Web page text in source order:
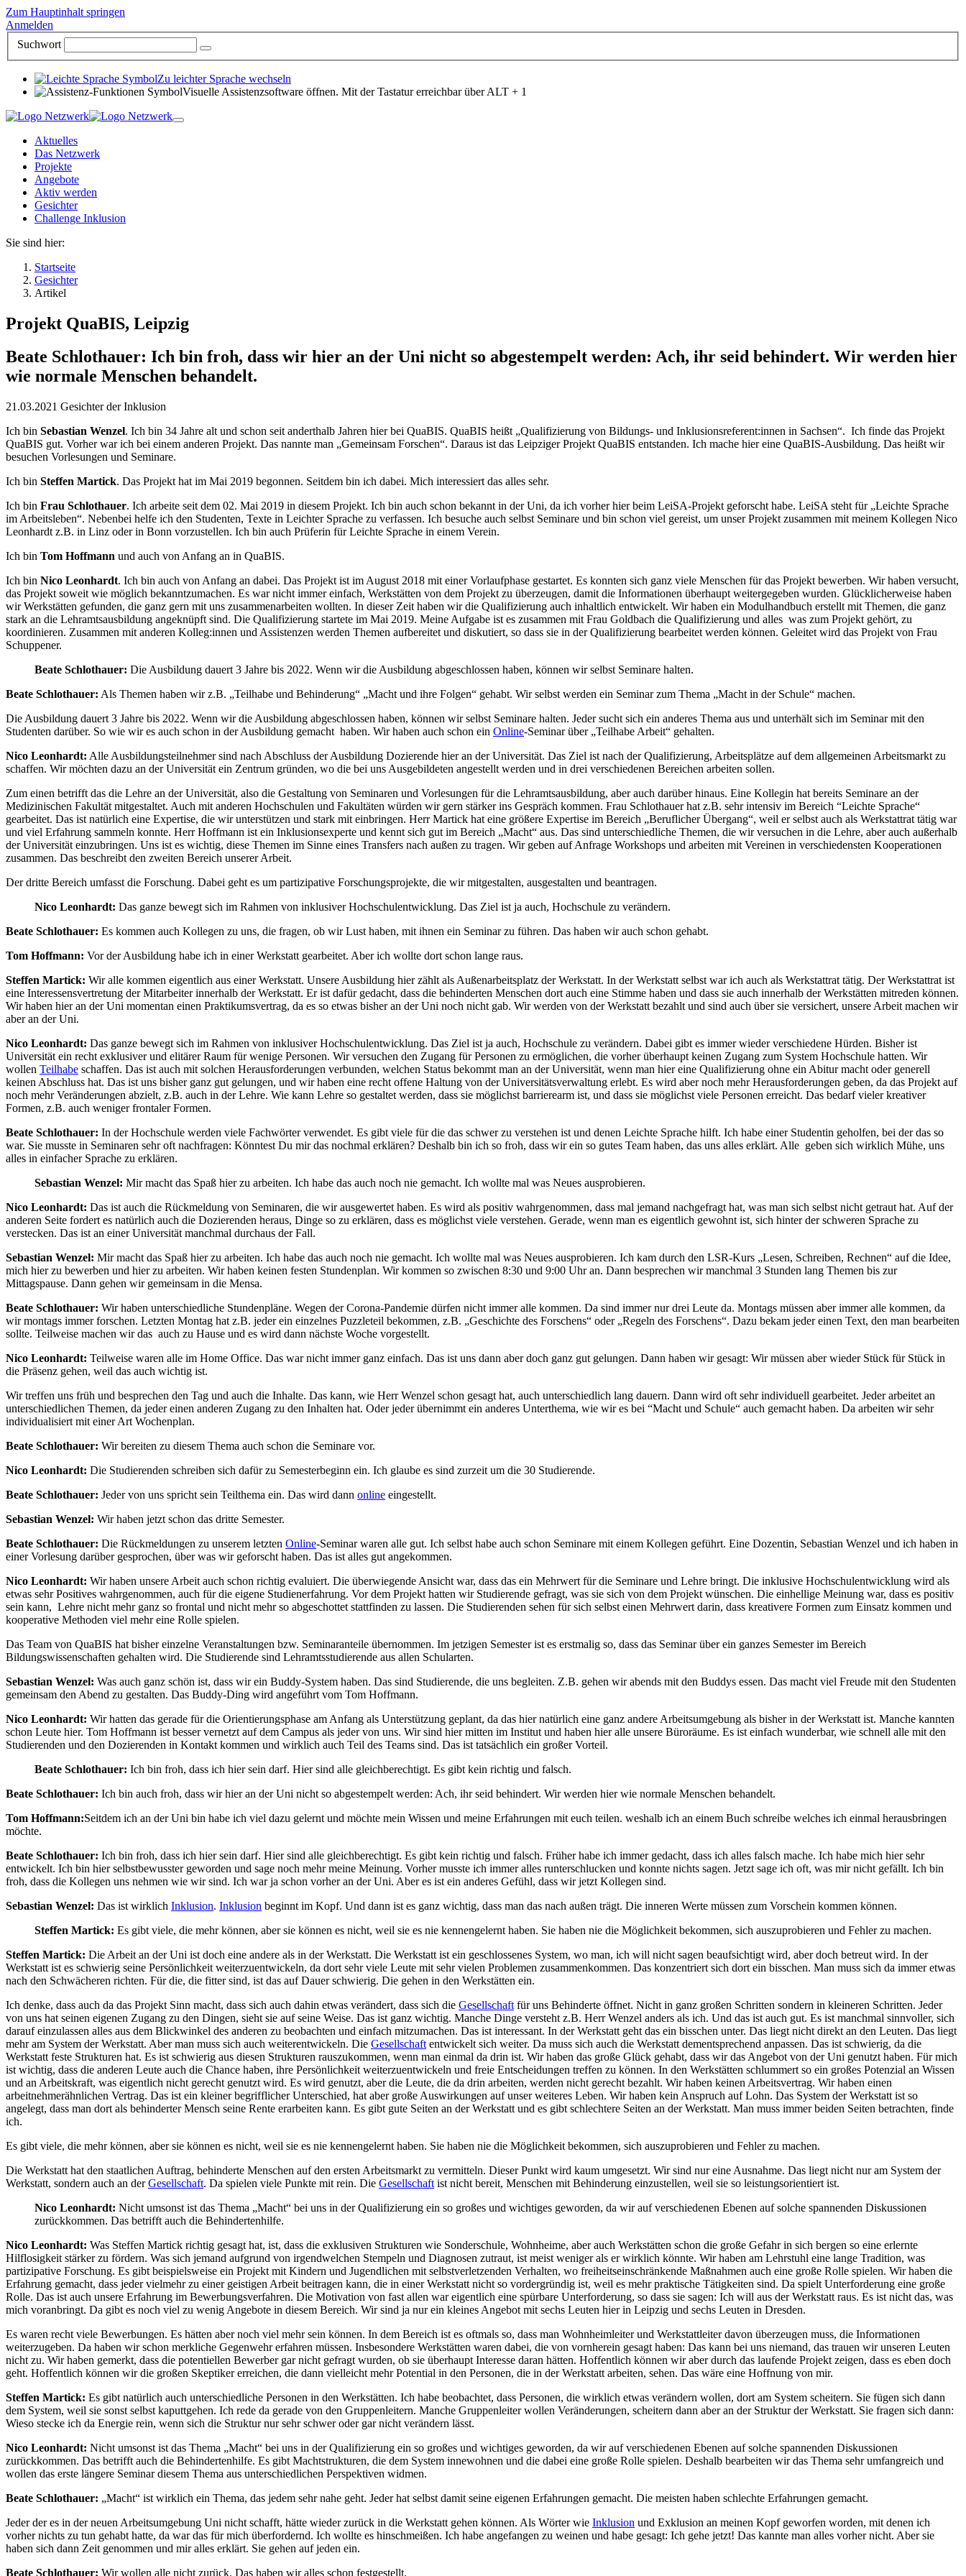
Zum Hauptinhalt springen
Anmelden
Suchwort
Zu leichter Sprache wechseln
Visuelle Assistenzsoftware öffnen. Mit der Tastatur erreichbar über ALT + 1
Aktuelles
Das Netzwerk
Projekte
Angebote
Aktiv werden
Gesichter
Challenge Inklusion
Sie sind hier:
Startseite
Gesichter
Artikel
Projekt QuaBIS, Leipzig
Beate Schlothauer: Ich bin froh, dass wir hier an der Uni nicht so abgestempelt werden: Ach, ihr seid behindert. Wir werden hier
wie normale Menschen behandelt.
21.03.2021 Gesichter der Inklusion
Ich bin Sebastian Wenzel. Ich bin 34 Jahre alt und schon seit anderthalb Jahren hier bei QuaBIS. QuaBIS heißt „Qualifizierung von Bildungs- und Inklusionsreferent:innen in Sachsen“. Ich finde das Projekt
QuaBIS gut. Vorher war ich bei einem anderen Projekt. Das nannte man „Gemeinsam Forschen“. Daraus ist das Leipziger Projekt QuaBIS entstanden. Ich mache hier eine QuaBIS-Ausbildung. Das heißt wir
besuchen Vorlesungen und Seminare.
Ich bin Steffen Martick. Das Projekt hat im Mai 2019 begonnen. Seitdem bin ich dabei. Mich interessiert das alles sehr.
Ich bin Frau Schlothauer. Ich arbeite seit dem 02. Mai 2019 in diesem Projekt. Ich bin auch schon bekannt in der Uni, da ich vorher hier beim LeiSA-Projekt geforscht habe. LeiSA steht für „Leichte Sprache
im Arbeitsleben“. Nebenbei helfe ich den Studenten, Texte in Leichter Sprache zu verfassen. Ich besuche auch selbst Seminare und bin schon viel gereist, um unser Projekt zusammen mit meinem Kollegen Nico
Leonhardt z.B. in Linz oder in Bonn vorzustellen. Ich bin auch Prüferin für Leichte Sprache in einem Verein.
Ich bin Tom Hoffmann und auch von Anfang an in QuaBIS.
Ich bin Nico Leonhardt. Ich bin auch von Anfang an dabei. Das Projekt ist im August 2018 mit einer Vorlaufphase gestartet. Es konnten sich ganz viele Menschen für das Projekt bewerben. Wir haben versucht,
das Projekt soweit wie möglich bekanntzumachen. Es war nicht immer einfach, Werkstätten von dem Projekt zu überzeugen, damit die Informationen überhaupt weitergegeben wurden. Glücklicherweise haben
wir Werkstätten gefunden, die ganz gern mit uns zusammenarbeiten wollten. In dieser Zeit haben wir die Qualifizierung auch inhaltlich entwickelt. Wir haben ein Modulhandbuch erstellt mit Themen, die ganz
stark an die Lehramtsausbildung angeknüpft sind. Die Qualifizierung startete im Mai 2019. Meine Aufgabe ist es zusammen mit Frau Goldbach die Qualifizierung und alles was zum Projekt gehört, zu
koordinieren. Zusammen mit anderen Kolleg:innen und Assistenzen werden Themen aufbereitet und diskutiert, so dass sie in der Qualifizierung bearbeitet werden können. Geleitet wird das Projekt von Frau
Schuppener.
Beate Schlothauer: Die Ausbildung dauert 3 Jahre bis 2022. Wenn wir die Ausbildung abgeschlossen haben, können wir selbst Seminare halten.
Beate Schlothauer: Als Themen haben wir z.B. „Teilhabe und Behinderung“ „Macht und ihre Folgen“ gehabt. Wir selbst werden ein Seminar zum Thema „Macht in der Schule“ machen.
Die Ausbildung dauert 3 Jahre bis 2022. Wenn wir die Ausbildung abgeschlossen haben, können wir selbst Seminare halten. Jeder sucht sich ein anderes Thema aus und unterhält sich im Seminar mit den
Studenten darüber. So wie wir es auch schon in der Ausbildung gemacht haben. Wir haben auch schon ein Online-Seminar über „Teilhabe Arbeit“ gehalten.
Nico Leonhardt: Alle Ausbildungsteilnehmer sind nach Abschluss der Ausbildung Dozierende hier an der Universität. Das Ziel ist nach der Qualifizierung, Arbeitsplätze auf dem allgemeinen Arbeitsmarkt zu
schaffen. Wir möchten dazu an der Universität ein Zentrum gründen, wo die bei uns Ausgebildeten angestellt werden und in drei verschiedenen Bereichen arbeiten sollen.
Zum einen betrifft das die Lehre an der Universität, also die Gestaltung von Seminaren und Vorlesungen für die Lehramtsausbildung, aber auch darüber hinaus. Eine Kollegin hat bereits Seminare an der
Medizinischen Fakultät mitgestaltet. Auch mit anderen Hochschulen und Fakultäten würden wir gern stärker ins Gespräch kommen. Frau Schlothauer hat z.B. sehr intensiv im Bereich “Leichte Sprache“
gearbeitet. Das ist natürlich eine Expertise, die wir unterstützen und stark mit einbringen. Herr Martick hat eine größere Expertise im Bereich „Beruflicher Übergang“, weil er selbst auch als Werkstattrat tätig war
und viel Erfahrung sammeln konnte. Herr Hoffmann ist ein Inklusionsexperte und kennt sich gut im Bereich „Macht“ aus. Das sind unterschiedliche Themen, die wir versuchen in die Lehre, aber auch außerhalb
der Universität einzubringen. Uns ist es wichtig, diese Themen im Sinne eines Transfers nach außen zu tragen. Wir geben auf Anfrage Workshops und arbeiten mit Vereinen in verschiedensten Kooperationen
zusammen. Das beschreibt den zweiten Bereich unserer Arbeit.
Der dritte Bereich umfasst die Forschung. Dabei geht es um partizipative Forschungsprojekte, die wir mitgestalten, ausgestalten und beantragen.
Nico Leonhardt: Das ganze bewegt sich im Rahmen von inklusiver Hochschulentwicklung. Das Ziel ist ja auch, Hochschule zu verändern.
Beate Schlothauer: Es kommen auch Kollegen zu uns, die fragen, ob wir Lust haben, mit ihnen ein Seminar zu führen. Das haben wir auch schon gehabt.
Tom Hoffmann: Vor der Ausbildung habe ich in einer Werkstatt gearbeitet. Aber ich wollte dort schon lange raus.
Steffen Martick: Wir alle kommen eigentlich aus einer Werkstatt. Unsere Ausbildung hier zählt als Außenarbeitsplatz der Werkstatt. In der Werkstatt selbst war ich auch als Werkstattrat tätig. Der Werkstattrat ist
eine Interessensvertretung der Mitarbeiter innerhalb der Werkstatt. Er ist dafür gedacht, dass die behinderten Menschen dort auch eine Stimme haben und dass sie auch innerhalb der Werkstätten mitreden können.
Wir haben hier an der Uni momentan einen Praktikumsvertrag, da es so etwas bisher an der Uni noch nicht gab. Wir werden von der Werkstatt bezahlt und sind auch über sie versichert, unsere Arbeit machen wir
aber an der Uni.
Nico Leonhardt: Das ganze bewegt sich im Rahmen von inklusiver Hochschulentwicklung. Das Ziel ist ja auch, Hochschule zu verändern. Dabei gibt es immer wieder verschiedene Hürden. Bisher ist
Universität ein recht exklusiver und elitärer Raum für wenige Personen. Wir versuchen den Zugang für Personen zu ermöglichen, die vorher überhaupt keinen Zugang zum System Hochschule hatten. Wir
wollen Teilhabe schaffen. Das ist auch mit solchen Herausforderungen verbunden, welchen Status bekommt man an der Universität, wenn man hier eine Qualifizierung ohne ein Abitur macht oder generell
keinen Abschluss hat. Das ist uns bisher ganz gut gelungen, und wir haben eine recht offene Haltung von der Universitätsverwaltung erlebt. Es wird aber noch mehr Herausforderungen geben, da das Projekt auf
noch mehr Veränderungen abzielt, z.B. auch in der Lehre. Wie kann Lehre so gestaltet werden, dass sie möglichst barrierearm ist, und dass sie möglichst viele Personen erreicht. Das bedarf vieler kreativer
Formen, z.B. auch weniger frontaler Formen.
Beate Schlothauer: In der Hochschule werden viele Fachwörter verwendet. Es gibt viele für die das schwer zu verstehen ist und denen Leichte Sprache hilft. Ich habe einer Studentin geholfen, bei der das so
war. Sie musste in Seminaren sehr oft nachfragen: Könntest Du mir das nochmal erklären? Deshalb bin ich so froh, dass wir ein so gutes Team haben, das uns alles erklärt. Alle geben sich wirklich Mühe, uns
alles in einfacher Sprache zu erklären.
Sebastian Wenzel: Mir macht das Spaß hier zu arbeiten. Ich habe das auch noch nie gemacht. Ich wollte mal was Neues ausprobieren.
Nico Leonhardt: Das ist auch die Rückmeldung von Seminaren, die wir ausgewertet haben. Es wird als positiv wahrgenommen, dass mal jemand nachgefragt hat, was man sich selbst nicht getraut hat. Auf der
anderen Seite fordert es natürlich auch die Dozierenden heraus, Dinge so zu erklären, dass es möglichst viele verstehen. Gerade, wenn man es eigentlich gewohnt ist, sich hinter der schweren Sprache zu
verstecken. Das ist an einer Universität manchmal durchaus der Fall.
Sebastian Wenzel: Mir macht das Spaß hier zu arbeiten. Ich habe das auch noch nie gemacht. Ich wollte mal was Neues ausprobieren. Ich kam durch den LSR-Kurs „Lesen, Schreiben, Rechnen“ auf die Idee,
mich hier zu bewerben und hier zu arbeiten. Wir haben keinen festen Stundenplan. Wir kommen so zwischen 8:30 und 9:00 Uhr an. Dann besprechen wir manchmal 3 Stunden lang Themen bis zur
Mittagspause. Dann gehen wir gemeinsam in die Mensa.
Beate Schlothauer: Wir haben unterschiedliche Stundenpläne. Wegen der Corona-Pandemie dürfen nicht immer alle kommen. Da sind immer nur drei Leute da. Montags müssen aber immer alle kommen, da
wir montags immer forschen. Letzten Montag hat z.B. jeder ein einzelnes Puzzleteil bekommen, z.B. „Geschichte des Forschens“ oder „Regeln des Forschens“. Dazu bekam jeder einen Text, den man bearbeiten
sollte. Teilweise machen wir das auch zu Hause und es wird dann nächste Woche vorgestellt.
Nico Leonhardt: Teilweise waren alle im Home Office. Das war nicht immer ganz einfach. Das ist uns dann aber doch ganz gut gelungen. Dann haben wir gesagt: Wir müssen aber wieder Stück für Stück in
die Präsenz gehen, weil das auch wichtig ist.
Wir treffen uns früh und besprechen den Tag und auch die Inhalte. Das kann, wie Herr Wenzel schon gesagt hat, auch unterschiedlich lang dauern. Dann wird oft sehr individuell gearbeitet. Jeder arbeitet an
unterschiedlichen Themen, da jeder einen anderen Zugang zu den Inhalten hat. Oder jeder übernimmt ein anderes Unterthema, wie wir es bei “Macht und Schule“ auch gemacht haben. Da arbeiten wir sehr
individualisiert mit einer Art Wochenplan.
Beate Schlothauer: Wir bereiten zu diesem Thema auch schon die Seminare vor.
Nico Leonhardt: Die Studierenden schreiben sich dafür zu Semesterbeginn ein. Ich glaube es sind zurzeit um die 30 Studierende.
Beate Schlothauer: Jeder von uns spricht sein Teilthema ein. Das wird dann online eingestellt.
Sebastian Wenzel: Wir haben jetzt schon das dritte Semester.
Beate Schlothauer: Die Rückmeldungen zu unserem letzten Online-Seminar waren alle gut. Ich selbst habe auch schon Seminare mit einem Kollegen geführt. Eine Dozentin, Sebastian Wenzel und ich haben in
einer Vorlesung darüber gesprochen, über was wir geforscht haben. Das ist alles gut angekommen.
Nico Leonhardt: Wir haben unsere Arbeit auch schon richtig evaluiert. Die überwiegende Ansicht war, dass das ein Mehrwert für die Seminare und Lehre bringt. Die inklusive Hochschulentwicklung wird als
etwas sehr Positives wahrgenommen, auch für die eigene Studienerfahrung. Vor dem Projekt hatten wir Studierende gefragt, was sie sich von dem Projekt wünschen. Die einhellige Meinung war, dass es positiv
sein kann, Lehre nicht mehr ganz so frontal und nicht mehr so abgeschottet stattfinden zu lassen. Die Studierenden sehen für sich selbst einen Mehrwert darin, dass kreativere Formen zum Einsatz kommen und
kooperative Methoden viel mehr eine Rolle spielen.
Das Team von QuaBIS hat bisher einzelne Veranstaltungen bzw. Seminaranteile übernommen. Im jetzigen Semester ist es erstmalig so, dass das Seminar über ein ganzes Semester im Bereich
Bildungswissenschaften gehalten wird. Die Studierende sind Lehramtsstudierende aus allen Schularten.
Sebastian Wenzel: Was auch ganz schön ist, dass wir ein Buddy-System haben. Das sind Studierende, die uns begleiten. Z.B. gehen wir abends mit den Buddys essen. Das macht viel Freude mit den Studenten
gemeinsam den Abend zu gestalten. Das Buddy-Ding wird angeführt vom Tom Hoffmann.
Nico Leonhardt: Wir hatten das gerade für die Orientierungsphase am Anfang als Unterstützung geplant, da das hier natürlich eine ganz andere Arbeitsumgebung als bisher in der Werkstatt ist. Manche kannten
schon Leute hier. Tom Hoffmann ist besser vernetzt auf dem Campus als jeder von uns. Wir sind hier mitten im Institut und haben hier alle unsere Büroräume. Es ist einfach wunderbar, wie schnell alle mit den
Studierenden und den Dozierenden in Kontakt kommen und wirklich auch Teil des Teams sind. Das ist tatsächlich ein großer Vorteil.
Beate Schlothauer: Ich bin froh, dass ich hier sein darf. Hier sind alle gleichberechtigt. Es gibt kein richtig und falsch.
Beate Schlothauer: Ich bin auch froh, dass wir hier an der Uni nicht so abgestempelt werden: Ach, ihr seid behindert. Wir werden hier wie normale Menschen behandelt.
Tom Hoffmann:Seitdem ich an der Uni bin habe ich viel dazu gelernt und möchte mein Wissen und meine Erfahrungen mit euch teilen. weshalb ich an einem Buch schreibe welches ich einmal herausbringen
möchte.
Beate Schlothauer: Ich bin froh, dass ich hier sein darf. Hier sind alle gleichberechtigt. Es gibt kein richtig und falsch. Früher habe ich immer gedacht, dass ich alles falsch mache. Ich habe mich hier sehr
entwickelt. Ich bin hier selbstbewusster geworden und sage noch mehr meine Meinung. Vorher musste ich immer alles runterschlucken und konnte nichts sagen. Jetzt sage ich oft, was mir nicht gefällt. Ich bin
froh, dass die Kollegen uns nehmen wie wir sind. Ich war ja schon vorher an der Uni. Aber es ist ein anderes Gefühl, dass wir jetzt Kollegen sind.
Sebastian Wenzel: Das ist wirklich Inklusion. Inklusion beginnt im Kopf. Und dann ist es ganz wichtig, dass man das nach außen trägt. Die inneren Werte müssen zum Vorschein kommen können.
Steffen Martick: Es gibt viele, die mehr können, aber sie können es nicht, weil sie es nie kennengelernt haben. Sie haben nie die Möglichkeit bekommen, sich auszuprobieren und Fehler zu machen.
Steffen Martick: Die Arbeit an der Uni ist doch eine andere als in der Werkstatt. Die Werkstatt ist ein geschlossenes System, wo man, ich will nicht sagen beaufsichtigt wird, aber doch betreut wird. In der
Werkstatt ist es schwierig seine Persönlichkeit weiterzuentwickeln, da dort sehr viele Leute mit sehr vielen Problemen zusammenkommen. Das konzentriert sich dort ein bisschen. Man muss sich da immer etwas
nach den Schwächeren richten. Für die, die fitter sind, ist das auf Dauer schwierig. Die gehen in den Werkstätten ein.
Ich denke, dass auch da das Projekt Sinn macht, dass sich auch dahin etwas verändert, dass sich die Gesellschaft für uns Behinderte öffnet. Nicht in ganz großen Schritten sondern in kleineren Schritten. Jeder
von uns hat seinen eigenen Zugang zu den Dingen, sieht sie auf seine Weise. Das ist ganz wichtig. Manche Dinge versteht z.B. Herr Wenzel anders als ich. Und das ist auch gut. Es ist manchmal sinnvoller, sich
darauf einzulassen alles aus dem Blickwinkel des anderen zu beobachten und einfach mitzumachen. Das ist interessant. In der Werkstatt geht das ein bisschen unter. Das liegt nicht direkt an den Leuten. Das liegt
mehr am System der Werkstatt. Aber man muss sich auch weiterentwickeln. Die Gesellschaft entwickelt sich weiter. Da muss sich auch die Werkstatt dementsprechend anpassen. Das ist schwierig, da die
Werkstatt feste Strukturen hat. Es ist schwierig aus diesen Strukturen rauszukommen, wenn man einmal da drin ist. Wir haben das große Glück gehabt, dass wir das Angebot von der Uni genutzt haben. Für mich
ist wichtig, dass die anderen Leute auch die Chance haben, ihre Persönlichkeit weiterzuentwickeln und freie Entscheidungen treffen zu können. In den Werkstätten schlummert so ein großes Potenzial an Wissen
und an Arbeitskraft, was eigentlich nicht gerecht genutzt wird. Es wird genutzt, aber die Leute, die da drin arbeiten, werden nicht gerecht bezahlt. Wir haben keinen Arbeitsvertrag. Wir haben einen
arbeitnehmerähnlichen Vertrag. Das ist ein kleiner begrifflicher Unterschied, hat aber große Auswirkungen auf unser weiteres Leben. Wir haben kein Anspruch auf Lohn. Das System der Werkstatt ist so
angelegt, dass man dort als behinderter Mensch seine Rente erarbeiten kann. Es gibt gute Seiten an der Werkstatt und es gibt schlechtere Seiten an der Werkstatt. Man muss immer beiden Seiten betrachten, finde
ich.
Es gibt viele, die mehr können, aber sie können es nicht, weil sie es nie kennengelernt haben. Sie haben nie die Möglichkeit bekommen, sich auszuprobieren und Fehler zu machen.
Die Werkstatt hat den staatlichen Auftrag, behinderte Menschen auf den ersten Arbeitsmarkt zu vermitteln. Dieser Punkt wird kaum umgesetzt. Wir sind nur eine Ausnahme. Das liegt nicht nur am System der
Werkstatt, sondern auch an derGesellschaft. Da spielen viele Punkte mit rein. Die Gesellschaft ist nicht bereit, Menschen mit Behinderung einzustellen, weil sie so leistungsorientiert ist.
Nico Leonhardt: Nicht umsonst ist das Thema „Macht“ bei uns in der Qualifizierung ein so großes und wichtiges geworden, da wir auf verschiedenen Ebenen auf solche spannenden Diskussionen
zurückkommen. Das betrifft auch die Behindertenhilfe.
Nico Leonhardt: Was Steffen Martick richtig gesagt hat, ist, dass die exklusiven Strukturen wie Sonderschule, Wohnheime, aber auch Werkstätten schon die große Gefahr in sich bergen so eine erlernte
Hilflosigkeit stärker zu fördern. Was sich jemand aufgrund von irgendwelchen Stempeln und Diagnosen zutraut, ist meist weniger als er wirklich könnte. Wir haben am Lehrstuhl eine lange Tradition, was
partizipative Forschung. Es gibt beispielsweise ein Projekt mit Kindern und Jugendlichen mit selbstverletzenden Verhalten, wo freiheitseinschränkende Maßnahmen auch eine große Rolle spielen. Wir haben die
Erfahrung gemacht, dass jeder vielmehr zu einer geistigen Arbeit beitragen kann, die in einer Werkstatt nicht so vordergründig ist, weil es mehr praktische Tätigkeiten sind. Da spielt Unterforderung eine große
Rolle. Das ist auch unsere Erfahrung im Bewerbungsverfahren. Die Motivation von fast allen war eigentlich eine spürbare Unterforderung, so dass sie sagen: Ich will aus der Werkstatt raus. Es ist nicht das, was
mich voranbringt. Da gibt es noch viel zu wenig Angebote in diesem Bereich. Wir sind ja nur ein kleines Angebot mit sechs Leuten hier in Leipzig und sechs Leuten in Dresden.
Es waren recht viele Bewerbungen. Es hätten aber noch viel mehr sein können. In dem Bereich ist es oftmals so, dass man Wohnheimleiter und Werkstattleiter davon überzeugen muss, die Informationen
weiterzugeben. Da haben wir schon merkliche Gegenwehr erfahren müssen. Insbesondere Werkstätten waren dabei, die von vornherein gesagt haben: Das kann bei uns niemand, das trauen wir unseren Leuten
nicht zu. Wir haben gemerkt, dass die potentiellen Bewerber gar nicht gefragt wurden, ob sie überhaupt Interesse daran hätten. Hoffentlich können wir aber durch das laufende Projekt zeigen, dass es eben doch
geht. Hoffentlich können wir die großen Skeptiker erreichen, die dann vielleicht mehr Potential in den Personen, die in der Werkstatt arbeiten, sehen. Das wäre eine Hoffnung von mir.
Steffen Martick: Es gibt natürlich auch unterschiedliche Personen in den Werkstätten. Ich habe beobachtet, dass Personen, die wirklich etwas verändern wollen, dort am System scheitern. Sie fügen sich dann
dem System, weil sie sonst selbst kaputtgehen. Ich rede da gerade von den Gruppenleitern. Manche Gruppenleiter wollen Veränderungen, scheitern dann aber an der Struktur der Werkstatt. Sie fragen sich dann:
Wieso stecke ich da Energie rein, wenn sich die Struktur nur sehr schwer oder gar nicht verändern lässt.
Nico Leonhardt: Nicht umsonst ist das Thema „Macht“ bei uns in der Qualifizierung ein so großes und wichtiges geworden, da wir auf verschiedenen Ebenen auf solche spannenden Diskussionen
zurückkommen. Das betrifft auch die Behindertenhilfe. Es gibt Machtstrukturen, die dem System innewohnen und die dabei eine große Rolle spielen. Deshalb bearbeiten wir das Thema sehr umfangreich und
wollen das erste längere Seminar diesem Thema aus unterschiedlichen Perspektiven widmen.
Beate Schlothauer: „Macht“ ist wirklich ein Thema, das jedem sehr nahe geht. Jeder hat selbst damit seine eigenen Erfahrungen gemacht. Die meisten haben schlechte Erfahrungen gemacht.
Jeder der es in der neuen Arbeitsumgebung Uni nicht schafft, hätte wieder zurück in die Werkstatt gehen können. Als Wörter wie Inklusion und Exklusion an meinen Kopf geworfen worden, mit denen ich
vorher nichts zu tun gehabt hatte, da war das für mich überfordernd. Ich wollte es hinschmeißen. Ich habe angefangen zu weinen und habe gesagt: Ich gehe jetzt! Das kannte man alles vorher nicht. Aber sie
haben sich dann Zeit genommen und mir alles erklärt. Sie gehen auf jeden ein.
Beate Schlothauer: Wir wollen alle nicht zurück. Das haben wir alles schon festgestellt.